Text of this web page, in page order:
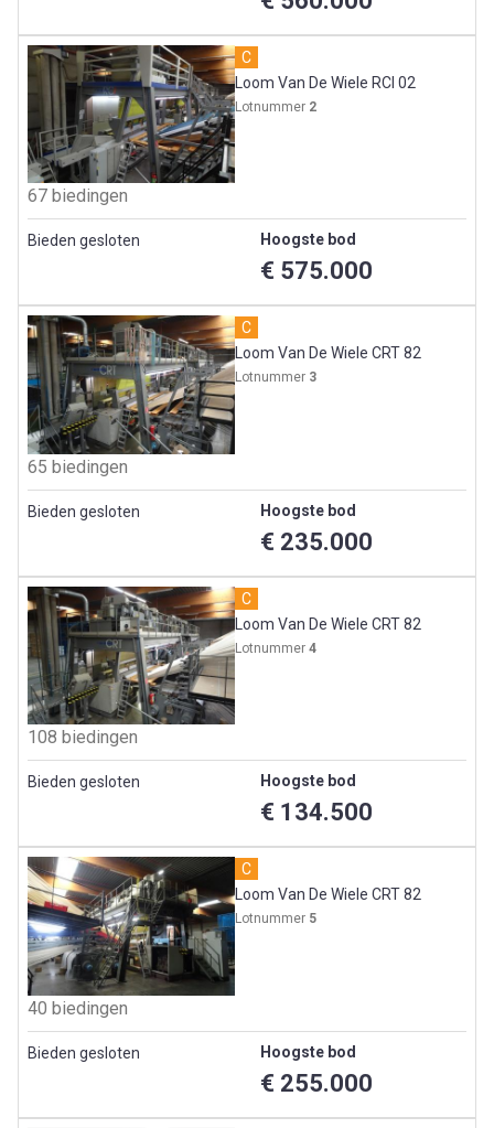
Jeta Engineering - removal + packing + transport of the
Looms.
machinery@jeta.be
Pickup:
Lots 1-52 on appointment.
All other lots on pickup days, 30/06 and 01/07.
C
Loom Van De Wiele RCI 02
Lotnummer 2
67 biedingen
Bieden gesloten Hoogste bod
€ 575.000
C
Loom Van De Wiele CRT 82
Lotnummer 3
65 biedingen
Bieden gesloten Hoogste bod
€ 235.000
C
Loom Van De Wiele CRT 82
Lotnummer4
108 biedingen
Bieden gesloten Hoogste bod
€ 134.500
C
Loom Van De Wiele CRT 82
Lotnummer 5
40 biedingen
Bieden gesloten Hoogste bod
€ 255.000